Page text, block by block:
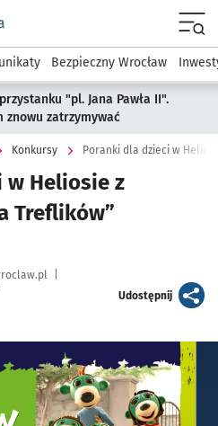
podserwis: Dla mieszkańca
Bezpieczny Wrocław
"pl. Jana Pawła II".
znowu zatrzymywać
Konkursy Poranki dla dzieci w
w Heliosie z
Treflików”
Udostępnijartykuł